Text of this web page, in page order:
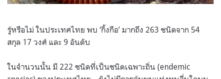
รู้หรือไม่ ในประเทศไทย พบ ‘กิ้งกือ’ มากถึง 263 ชนิดจาก 54
สกุล 17 วงศ์ และ 9 อันดับ
ในจำนวนนั้น มี 222 ชนิดที่เป็นชนิดเฉพาะถิ่น (endemic